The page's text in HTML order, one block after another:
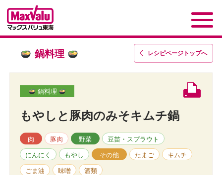
レシピページトップへ
鍋料理
鍋料理
もやしと豚肉のみそキムチ鍋
肉 豚肉 野菜 豆苗・スプラウト
にんにく もやし その他 たまご キムチ
ごま油 味噌 酒類